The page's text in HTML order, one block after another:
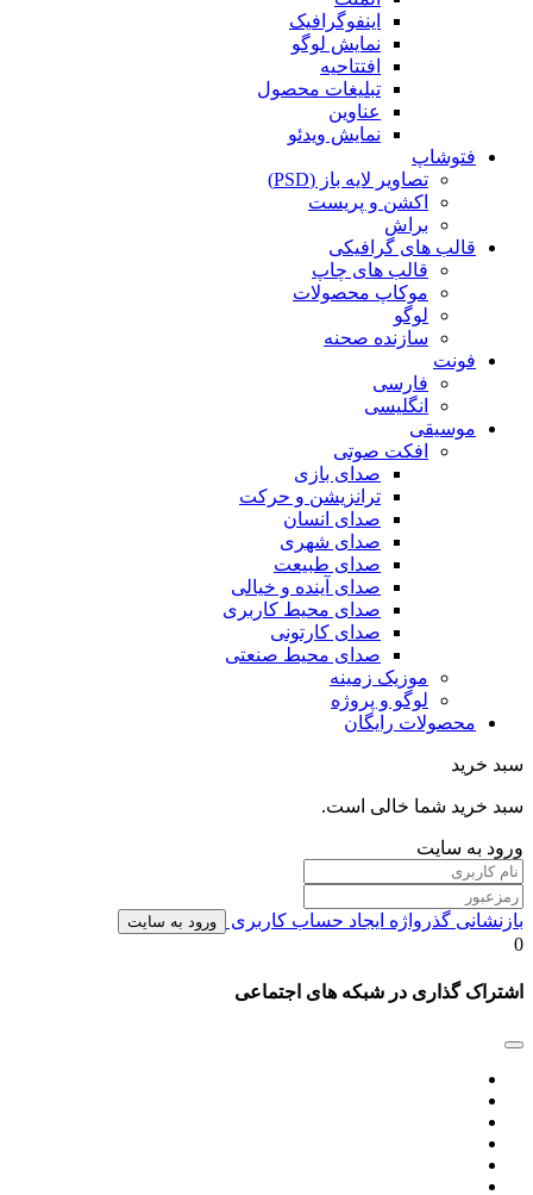
اینفوگرافیک
نمایش لوگو
افتتاحیه
تبلیغات محصول
عناوین
نمایش ویدئو
فتوشاپ
تصاویر لایه باز (PSD)
اکشن و پریست
براش
قالب های گرافیکی
قالب های چاپ
موکاپ محصولات
لوگو
سازنده صحنه
فونت
فارسی
انگلیسی
موسیقی
افکت صوتی
صدای بازی
ترانزیشن و حرکت
صدای انسان
صدای شهری
صدای طبیعت
صدای آینده و خیالی
صدای محیط کاربری
صدای کارتونی
صدای محیط صنعتی
موزیک زمینه
لوگو و پروژه
محصولات رایگان
سبد خرید
سبد خرید شما خالی است.
ورود به سایت
بازنشانی گذرواژه ایجاد حساب کاربری ورود به سایت
0
اشتراک گذاری در شبکه های اجتماعی